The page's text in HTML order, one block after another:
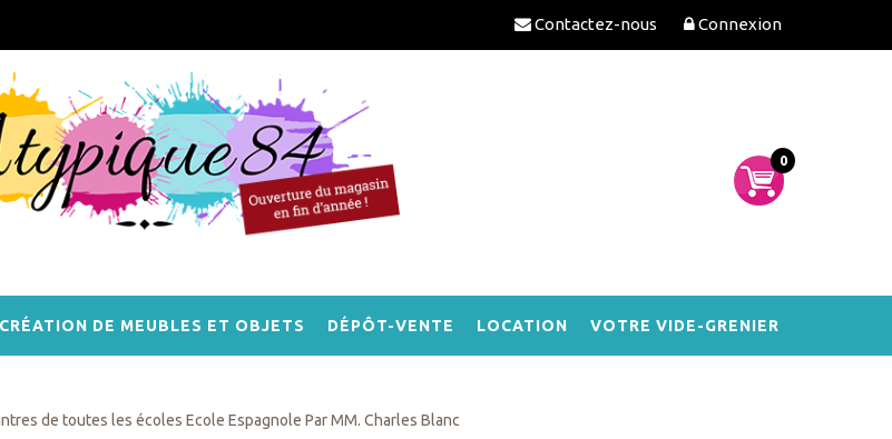
Connexion
Contactez-nous
0
CRÉATION DE MEUBLES ET OBJETS DÉPÔT-VENTE LOCATION VOTRE VIDE-GRENIER
de toutes les écoles Ecole Espagnole Par MM. Charles Blanc